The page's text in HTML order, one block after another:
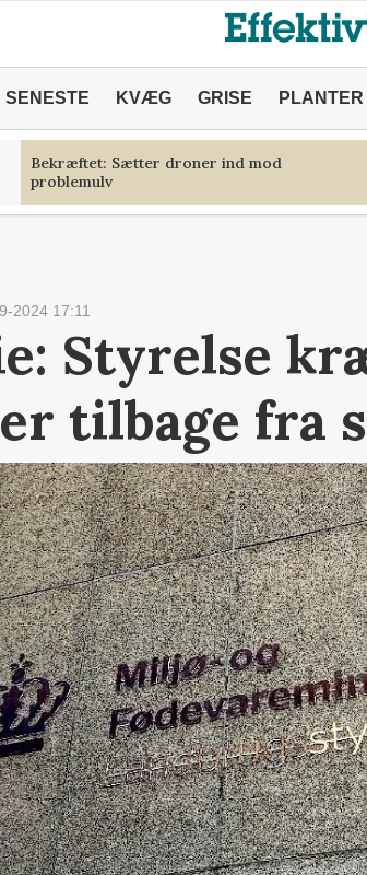
SENESTE KVÆG GRISE PLANTER
Bekræftet: Sætter droner ind mod
problemulv
2024 17:11
Styrelse
tilbage fra